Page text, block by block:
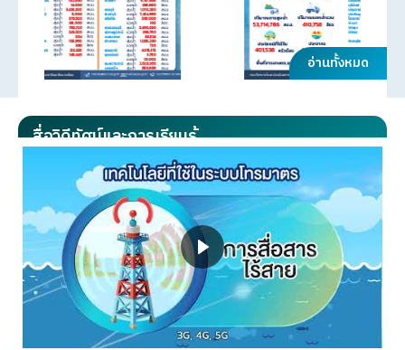
อ่านทั้งหมด
สื่อวิดีทัศน์และการเรียนรู้